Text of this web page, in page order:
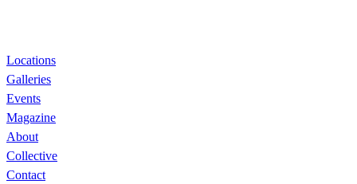
Locations
Galleries
Events
Magazine
About
Collective
Contact